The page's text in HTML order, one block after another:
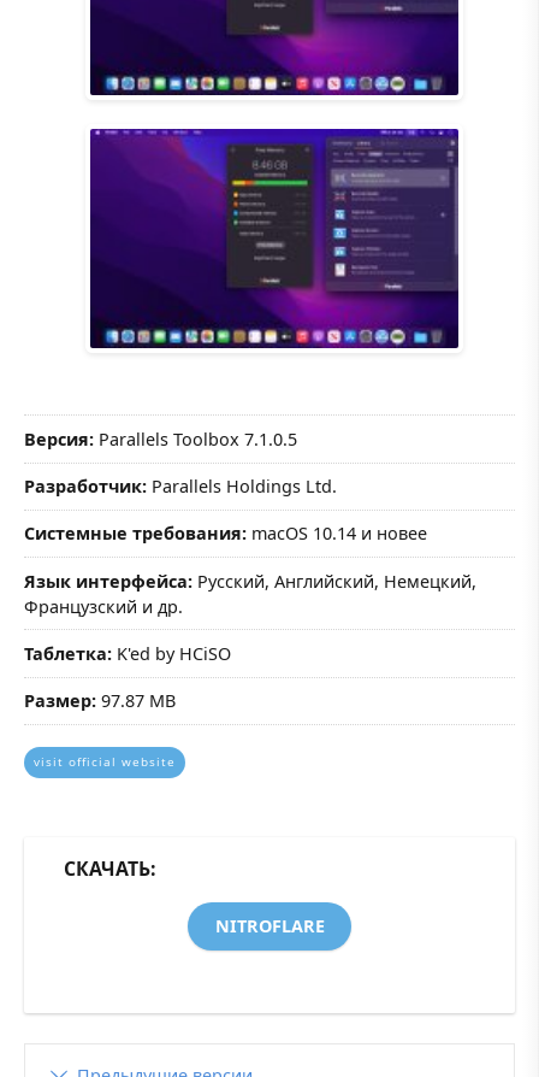
Версия: Parallels Toolbox 7.1.0.5
Разработчик: Parallels Holdings Ltd.
Системные требования: macOS 10.14 и новее
Язык интерфейса: Русский, Английский, Немецкий,
Французский и др.
Таблетка: K'ed by HCiSO
Размер: 97.87 MB
visit official website
СКАЧАТЬ:
NITROFLARE